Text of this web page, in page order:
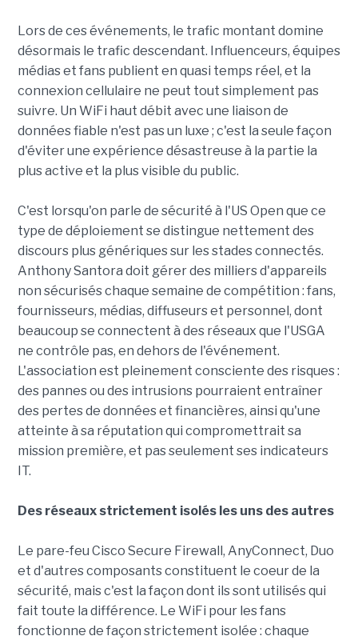
Lors de ces événements, le trafic montant domine
désormais le trafic descendant. Influenceurs, équipes
médias et fans publient en quasi temps réel, et la
connexion cellulaire ne peut tout simplement pas
suivre. Un WiFi haut débit avec une liaison de
données fiable n'est pas un luxe ; c'est la seule façon
d'éviter une expérience désastreuse à la partie la
plus active et la plus visible du public.
C'est lorsqu'on parle de sécurité à l'US Open que ce
type de déploiement se distingue nettement des
discours plus génériques sur les stades connectés.
Anthony Santora doit gérer des milliers d'appareils
non sécurisés chaque semaine de compétition : fans,
fournisseurs, médias, diffuseurs et personnel, dont
beaucoup se connectent à des réseaux que l'USGA
ne contrôle pas, en dehors de l'événement.
L'association est pleinement consciente des risques :
des pannes ou des intrusions pourraient entraîner
des pertes de données et financières, ainsi qu'une
atteinte à sa réputation qui compromettrait sa
mission première, et pas seulement ses indicateurs
IT.
Des réseaux strictement isolés les uns des autres
Le pare-feu Cisco Secure Firewall, AnyConnect, Duo
et d'autres composants constituent le coeur de la
sécurité, mais c'est la façon dont ils sont utilisés qui
fait toute la différence. Le WiFi pour les fans
fonctionne de façon strictement isolée : chaque